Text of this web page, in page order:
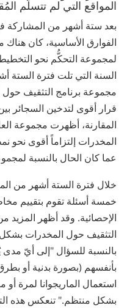
المواقع التي لم تتسلّم
بعد ستة أشهر من المشاركة
الفوارق الأساسية، كان هناك
لمجموعة التحكُّم نحو
السنة التي تلت فترة الستة
مجموعة برنامج التثقيف حول
قرار أقوى لتدخين السجائر
المقارنة، أظهرت مجموعة
المخدرات إلتزاماً أقوى نحو
عما كان الحال بالنسبة
خلال فترة الستة أشهر من
خمسة أسئلة تقوم بتقييم
الإحصائية. وقد أظهر
التثقيف حول المخدرات
بالنسبة للسؤال "إلى أيّ
بأنفسهم (بصورة بدنية أو
استعمال الماريجوانا لمرة أو
بشكل منتظم." تنعكس هذه